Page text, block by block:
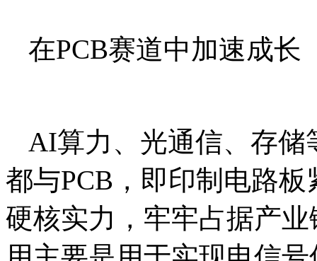
在PCB赛道中加速成长
AI算力、光通信、存
都与PCB，即‌印制电路
硬核实力，牢牢占据产